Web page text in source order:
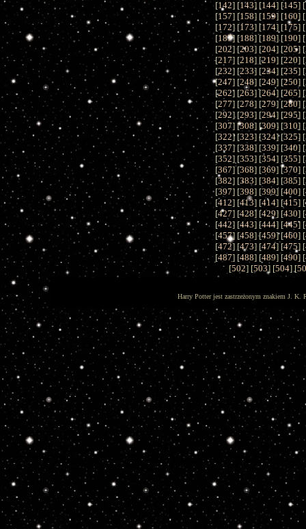
[142] [143] [144] [145] [
[157] [158] [159] [160] [
[172] [173] [174] [175] [
[187] [188] [189] [190] [
[202] [203] [204] [205] [
[217] [218] [219] [220] [
[232] [233] [234] [235] [
[247] [248] [249] [250] [
[262] [263] [264] [265] [
[277] [278] [279] [280] [
[292] [293] [294] [295] [
[307] [308] [309] [310] [
[322] [323] [324] [325] [
[337] [338] [339] [340] [
[352] [353] [354] [355] [
[367] [368] [369] [370] [
[382] [383] [384] [385] [
[397] [398] [399] [400] [
[412] [413] [414] [415] [
[427] [428] [429] [430] [
[442] [443] [444] [445] [
[457] [458] [459] [460] [
[472] [473] [474] [475] [
[487] [488] [489] [490] [
[502] [503] [504] [
Harry Potter jest zastrzeżonym znakiem J. K.